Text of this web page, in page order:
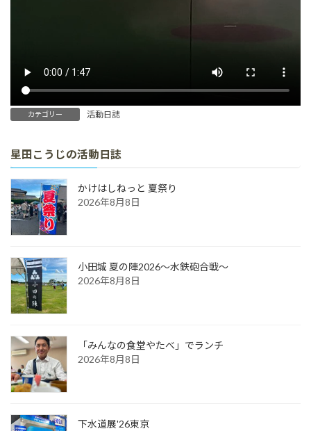
カテゴリー 活動日誌
星田こうじの活動日誌
かけはしねっと 夏祭り
2026年8月8日
小田城 夏の陣2026～水鉄砲合戦～
2026年8月8日
「みんなの食堂やたべ」でランチ
2026年8月8日
下水道展'26東京